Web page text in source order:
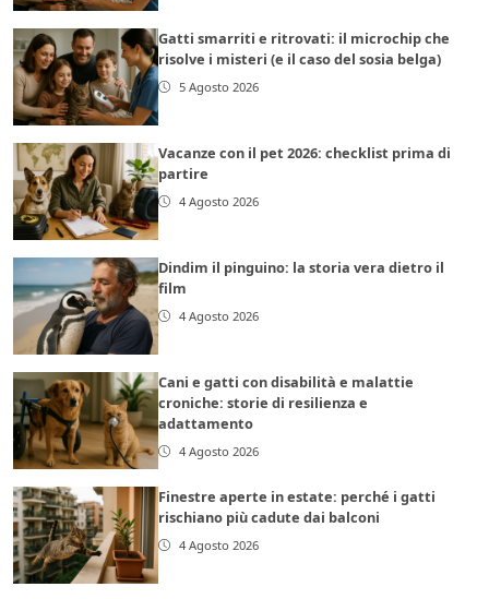
Gatti smarriti e ritrovati: il microchip che
risolve i misteri (e il caso del sosia belga)
5 Agosto 2026
Vacanze con il pet 2026: checklist prima di
partire
4 Agosto 2026
Dindim il pinguino: la storia vera dietro il
film
4 Agosto 2026
Cani e gatti con disabilità e malattie
croniche: storie di resilienza e
adattamento
4 Agosto 2026
Finestre aperte in estate: perché i gatti
rischiano più cadute dai balconi
4 Agosto 2026